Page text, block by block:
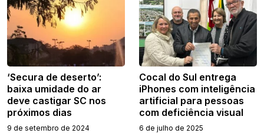
‘Secura de deserto’:
baixa umidade do ar
deve castigar SC nos
próximos dias
9 de setembro de 2024
Cocal do Sul entrega
iPhones com inteligência
artificial para pessoas
com deficiência visual
6 de julho de 2025